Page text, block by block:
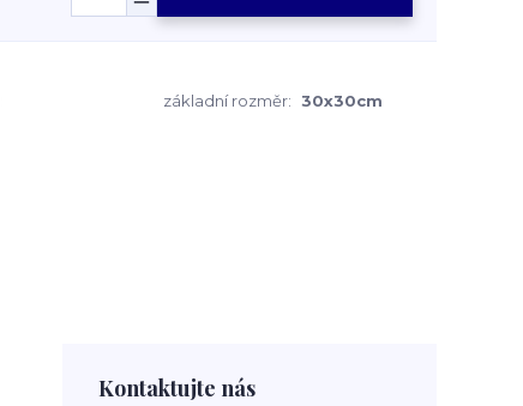
základní rozměr: 30x30cm
Kontaktujte nás